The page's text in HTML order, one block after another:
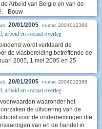
Arbeid van België en van de
- Bouw
20/01/2005 numac 2004012366
arbeid en sociaal overleg
wordt verklaard de
de vlasbereiding betreffende de
2005, 1 mei 2005 en 25
20/01/2005 numac 2004012365
arbeid en sociaal overleg
waaronder het
de uitvoering van de
voor de ondernemingen die
van en de handel in